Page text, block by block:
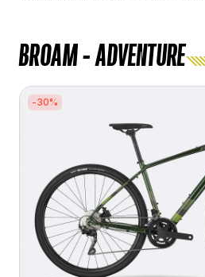
BROAM - ADVENTURE
-30%